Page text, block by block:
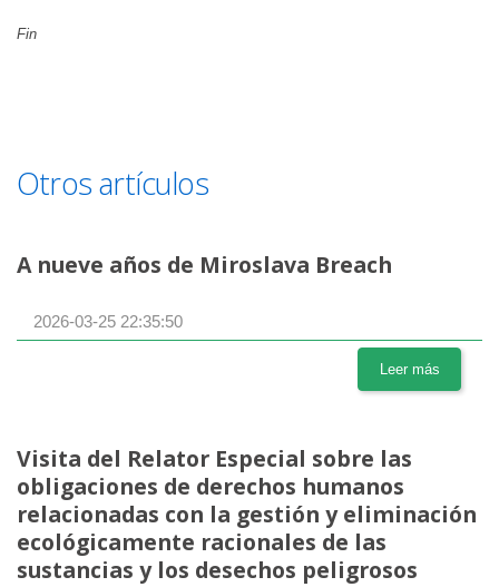
Fin
Otros artículos
A nueve años de Miroslava Breach
2026-03-25 22:35:50
Leer más
Visita del Relator Especial sobre las
obligaciones de derechos humanos
relacionadas con la gestión y eliminación
ecológicamente racionales de las
sustancias y los desechos peligrosos